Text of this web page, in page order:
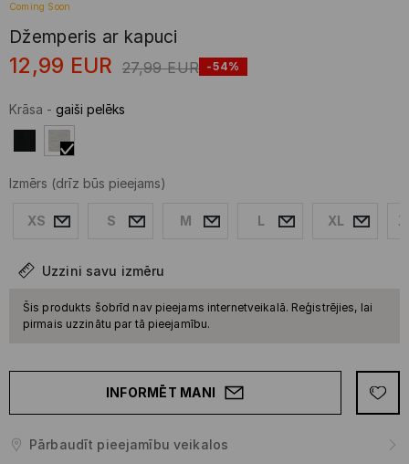
Coming Soon
Džemperis ar kapuci
12,99 EUR 27,99 EUR -54%
Krāsa - gaiši pelēks
Izmērs (drīz būs pieejams)
XS S M L XL
Uzzini savu izmēru
Šis produkts šobrīd nav pieejams internetveikalā. Reģistrējies, lai
pirmais uzzinātu par tā pieejamību.
INFORMĒT MANI
Pārbaudīt pieejamību veikalos